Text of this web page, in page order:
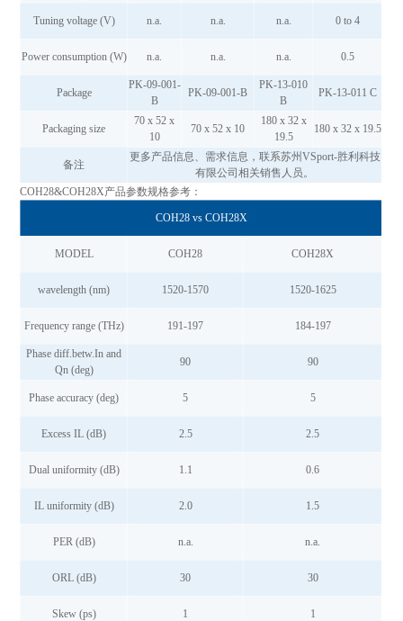
Tuning voltage (V) n.a. n.a. n.a. 0 to 4
Power consumption (W) n.a. n.a. n.a. 0.5
Package
PK-09-001-
B
PK-09-001-B
PK-13-010
B
PK-13-011 C
Packaging size
70 x 52 x
10
70 x 52 x 10
180 x 32 x
19.5
180 x 32 x 19.5
备注
更多产品信息、需求信息，联系苏州VSport-胜利科技
有限公司相关销售人员。
COH28&COH28X产品参数规格参考：
COH28 vs COH28X
MODEL COH28 COH28X
wavelength (nm) 1520-1570 1520-1625
Frequency range (THz) 191-197 184-197
Phase diff.betw.In and
Qn (deg)
90 90
Phase accuracy (deg) 5 5
Excess IL (dB) 2.5 2.5
Dual uniformity (dB) 1.1 0.6
IL uniformity (dB) 2.0 1.5
PER (dB) n.a. n.a.
ORL (dB) 30 30
Skew (ps) 1 1